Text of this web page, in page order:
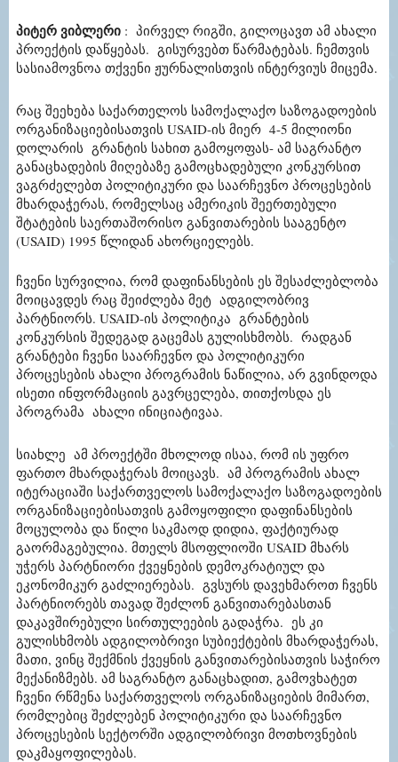
პიტერვიბლერი : პირველ რიგში, გილოცავთ ამ ახალი
პროექტის დაწყებას. გისურვებთ წარმატებას. ჩემთვის
სასიამოვნოა თქვენი ჟურნალისთვის ინტერვიუს მიცემა.
რაც შეეხება საქართელოს სამოქალაქო საზოგადოების
ორგანიზაციებისათვის USAID-ის მიერ 4-5 მილიონი
დოლარის გრანტის სახით გამოყოფას- ამ საგრანტო
განაცხადების მიღებაზე გამოცხადებული კონკურსით
ვაგრძელებთ პოლიტიკური და საარჩევნო პროცესების
მხარდაჭერას, რომელსაც ამერიკის შეერთებული
შტატების საერთაშორისო განვითარების სააგენტო
(USAID) 1995 წლიდან ახორციელებს.
ჩვენი სურვილია, რომ დაფინანსების ეს შესაძლებლობა
მოიცავდეს რაც შეიძლება მეტ ადგილობრივ
პარტნიორს. USAID-ის პოლიტიკა გრანტების
კონკურსის შედეგად გაცემას გულისხმობს. რადგან
გრანტები ჩვენი საარჩევნო და პოლიტიკური
პროცესების ახალი პროგრამის ნაწილია, არ გვინდოდა
ისეთი ინფორმაციის გავრცელება, თითქოსდა ეს
პროგრამა ახალი ინიციატივაა.
სიახლე ამ პროექტში მხოლოდ ისაა, რომ ის უფრო
ფართო მხარდაჭერას მოიცავს. ამ პროგრამის ახალ
იტერაციაში საქართველოს სამოქალაქო საზოგადოების
ორგანიზაციებისათვის გამოყოფილი დაფინანსების
მოცულობა და წილი საკმაოდ დიდია, ფაქტიურად
გაორმაგებულია. მთელს მსოფლიოში USAID მხარს
უჭერს პარტნიორი ქვეყნების დემოკრატიულ და
ეკონომიკურ გაძლიერებას. გვსურს დავეხმაროთ ჩვენს
პარტნიორებს თავად შეძლონ განვითარებასთან
დაკავშირებული სირთულეების გადაჭრა. ეს კი
გულისხმობს ადგილობრივი სუბიექტების მხარდაჭერას,
მათი, ვინც შექმნის ქვეყნის განვითარებისათვის საჭირო
მექანიზმებს. ამ საგრანტო განაცხადით, გამოვხატეთ
ჩვენი რწმენა საქართველოს ორგანიზაციების მიმართ,
რომლებიც შეძლებენ პოლიტიკური და საარჩევნო
პროცესების სექტორში ადგილობრივი მოთხოვნების
დაკმაყოფილებას.